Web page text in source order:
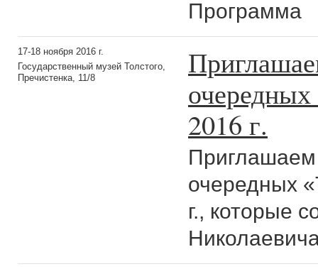
Программа
17-18 ноября 2016 г.
Государственный музей Толстого,
Пречистенка, 11/8
очередных
2016 г.
Приглашаем
очередных
г., которые